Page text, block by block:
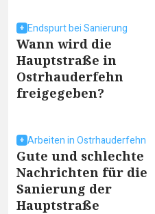
Endspurt bei Sanierung
Wann wird die
Hauptstraße in
Ostrhauderfehn
freigegeben?
Arbeiten in Ostrhauderfehn
Gute und schlechte
Nachrichten für die
Sanierung der
Hauptstraße